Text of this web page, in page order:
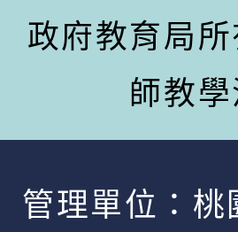
政府教育局
師教
管理單位： 桃